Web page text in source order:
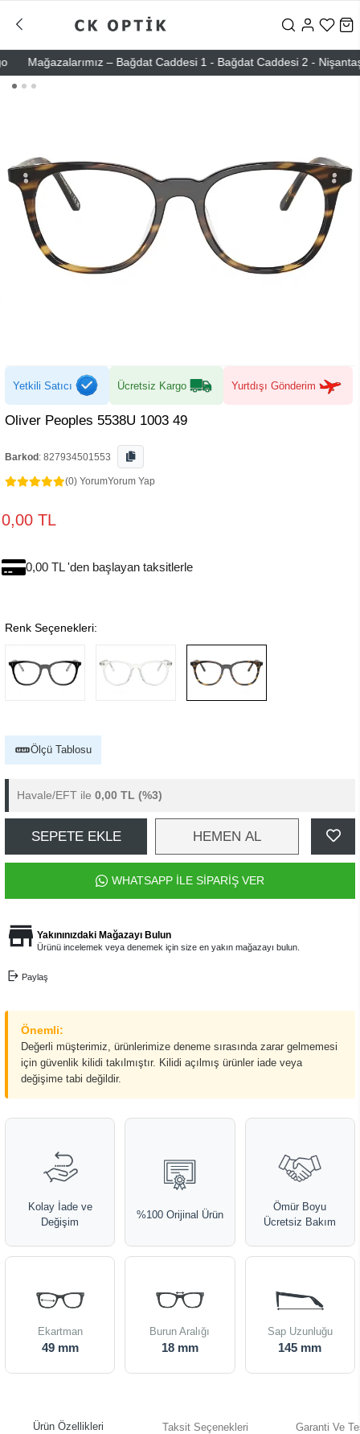
Mağazalarımız – Bağdat Caddesi 1 - Bağdat Caddesi 2 - Nişantaşı
Yetkili Satıcı Ücretsiz Kargo Yurtdışı Gönderim
Oliver Peoples 5538U 1003 49
Barkod : 827934501553
(0) YorumYorum Yap
0,00 TL
0,00 TL 'den başlayan taksitlerle
Renk Seçenekleri:
Ölçü Tablosu
Havale/EFT ile 0,00 TL (%3)
SEPETE EKLE HEMEN AL
WHATSAPP İLE SİPARİŞ VER
Yakınınızdaki Mağazayı Bulun
Ürünü incelemek veya denemek için size en yakın mağazayı bulun.
Paylaş
Önemli:
Değerli müşterimiz, ürünlerimize deneme sırasında zarar gelmemesi
için güvenlik kilidi takılmıştır. Kilidi açılmış ürünler iade veya
değişime tabi değildir.
Kolay İade ve
Değişim
%100 Orijinal Ürün
Ömür Boyu
Ücretsiz Bakım
Ekartman
49 mm
Burun Aralığı
18 mm
Sap Uzunluğu
145 mm
Ürün Özellikleri Taksit Seçenekleri Garanti Ve